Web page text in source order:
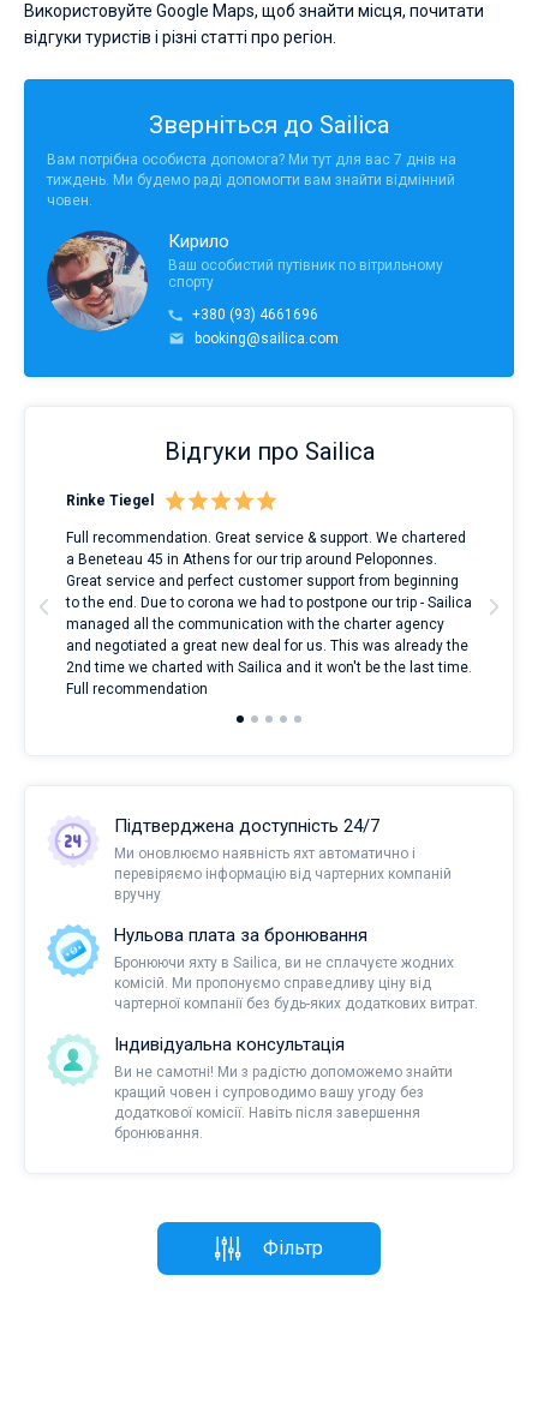
Використовуйте Google Maps, щоб знайти місця, почитати
відгуки туристів і різні статті про регіон.
Зверніться до Sailica
Вам потрібна особиста допомога? Ми тут для вас 7 днів на
тиждень. Ми будемо раді допомогти вам знайти відмінний
човен.
Кирило
Ваш особистий путівник по вітрильному
спорту
+380 (93) 4661696
booking@sailica.com
Відгуки про Sailica
Rinke Tiegel
Full recommendation. Great service & support. We chartered
a Beneteau 45 in Athens for our trip around Peloponnes.
Great service and perfect customer support from beginning
to the end. Due to corona we had to postpone our trip - Sailica
managed all the communication with the charter agency
and negotiated a great new deal for us. This was already the
2nd time we charted with Sailica and it won't be the last time.
Full recommendation
Підтверджена доступність 24/7
Ми оновлюємо наявність яхт автоматично і
перевіряємо інформацію від чартерних компаній
вручну
Нульова плата за бронювання
Бронюючи яхту в Sailica, ви не сплачуєте жодних
комісій. Ми пропонуємо справедливу ціну від
чартерної компанії без будь-яких додаткових витрат.
Індивідуальна консультація
Ви не самотні! Ми з радістю допоможемо знайти
кращий човен і супроводимо вашу угоду без
додаткової комісії. Навіть після завершення
бронювання.
Фільтр